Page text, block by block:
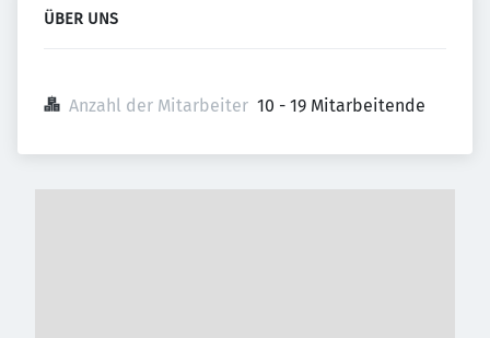
ÜBER UNS
Anzahl der Mitarbeiter 10 - 19 Mitarbeitende